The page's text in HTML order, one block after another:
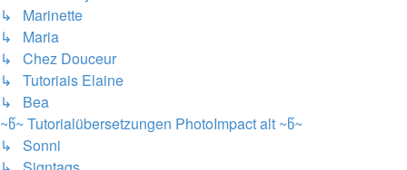
↳ Marinette
↳ Maria
↳ Chez Douceur
↳ Tutoriais Elaine
↳ Bea
~წ~ Tutorialübersetzungen PhotoImpact alt ~წ~
↳ Sonni